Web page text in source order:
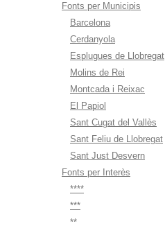
Fonts per Municipis
Barcelona
Cerdanyola
Esplugues de Llobregat
Molins de Rei
Montcada i Reixac
El Papiol
Sant Cugat del Vallès
Sant Feliu de Llobregat
Sant Just Desvern
Fonts per Interès
****
***
**